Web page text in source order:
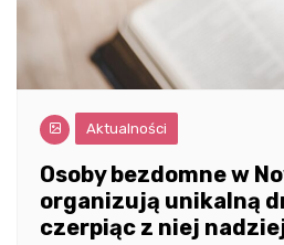
Aktualności
Osoby bezdomne w
organizują unikalną
czerpiąc z niej